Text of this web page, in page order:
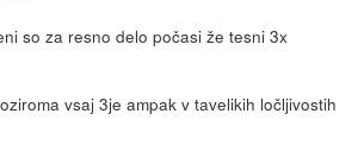
so za resno delo počasi že tesni 3x
vsaj 3je ampak v tavelikih ločljivostih